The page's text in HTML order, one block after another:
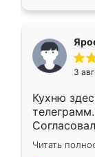
3
Кухню
недели
довольны
Читать